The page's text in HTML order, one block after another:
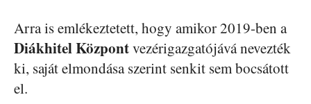
Arra is emlékeztetett, hogy amikor 2019-ben a
Diákhitel Központvezérigazgatójává nevezték
ki, saját elmondása szerint senkit sem bocsátott
el.